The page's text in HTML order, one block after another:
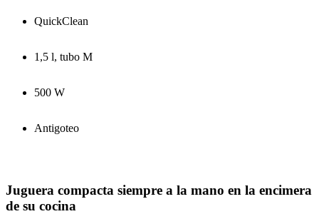
QuickClean
1,5 l, tubo M
500 W
Antigoteo
Juguera compacta siempre a la mano en la encimera
de su cocina